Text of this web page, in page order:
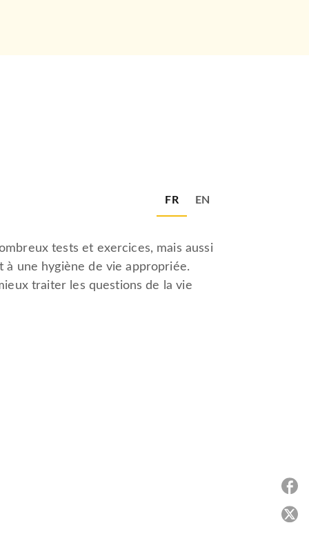
FR EN
tests et exercices, mais aussi
une hygiène de vie appropriée.
traiter les questions de la vie